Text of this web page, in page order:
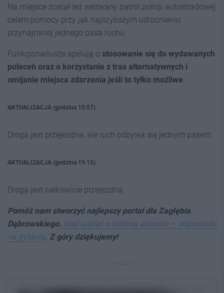
Na miejsce został też wezwany patrol policji autostradowej
celem pomocy przy jak najszybszym udrożnieniu
przynajmniej jednego pasa ruchu.
Funkcjonariusze apelują o stosowanie się do wydawanych
poleceń oraz o korzystanie z tras alternatywnych i
omijanie miejsca zdarzenia jeśli to tylko możliwe.
AKTUALIZACJA (godzina 15:57)
Droga jest przejezdna, ale ruch odbywa się jednym pasem.
AKTUALIZACJA (godzina 19:15)
Droga jest całkowicie przejezdna.
Pomóż nam stworzyć najlepszy portal dla Zagłębia
Dąbrowskiego. Weź udział w krótkiej ankiecie – odpowiedz
na pytania. Z góry dziękujemy!